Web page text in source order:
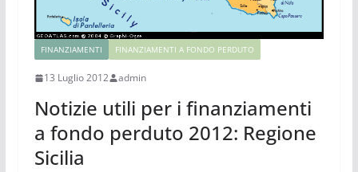
FINANZIAMENTI FINANZIAMENTI A FONDO PERDUTO
13 Luglio 2012 admin
Notizie utili per i finanziamenti
a fondo perduto 2012: Regione
Sicilia